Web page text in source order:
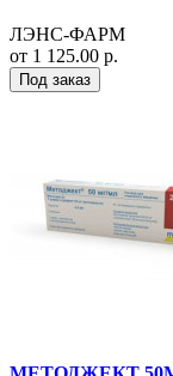
ЛЭНС-ФАРМ
от 1 125.00 р.
Под заказ